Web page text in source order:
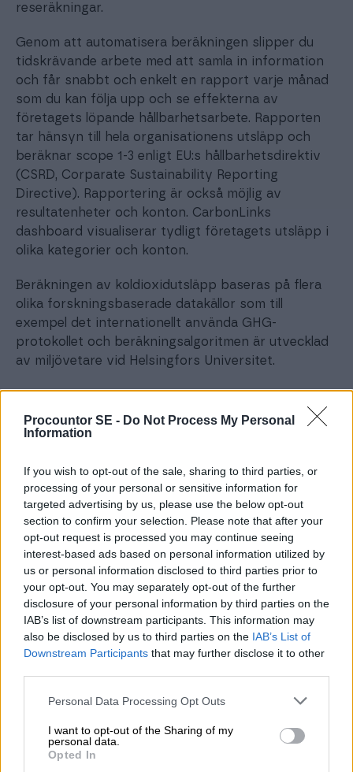
Procountor SE - Do Not Process My Personal
Information
If you wish to opt-out of the sale, sharing to third parties, or
processing of your personal or sensitive information for
targeted advertising by us, please use the below opt-out
section to confirm your selection. Please note that after your
opt-out request is processed you may continue seeing
interest-based ads based on personal information utilized by
us or personal information disclosed to third parties prior to
your opt-out. You may separately opt-out of the further
disclosure of your personal information by third parties on the
IAB’s list of downstream participants. This information may
also be disclosed by us to third parties on the IAB’s List of
Downstream Participants that may further disclose it to other
Please note that this website/app uses one or more Google
not limited to your visit or usage behaviour. You may click to
grant or deny consent to Google and its third-party tags to
use your data for below specified purposes in below Google
Personal Data Processing Opt Outs
I want to opt-out of the Sharing of my
personal data.
Opted In
reseräkningar.
Genom att automatisera beräkningen slipper du
tidskrävande arbete med att samla in information
och får snabbt och enkelt en rapport varje månad
som du kan följa upp och se effekterna av
företagets löpande hållbarhetsarbete. Rapporten
tar hänsyn till hela organisationens utsläpp och
beräknar scope 1-3 enligt EU:s hållbarhetsdirektiv
(CSRD, Corparate Sustainability Reporting
Directive). Rapportering är också möjlig av
resultatenheter och konton. CarbonLinks
dashboard visualiserar tydligt företagets utsläpp i
olika kategorier och konton.
Beräkningen av koldioxidutsläpp baseras på flera
olika forskningsbaserade datakällor som till
exempel det internationellt använda GHG-
protokollet och beräkningsalgoritmen är utvecklad
av miljövetare vid Helsingfors Universitet.
Följ beräkningen i realtid
koldioxidavtrycket direkt när du har aktiverat
tjänsten så att du kan följa resultatet kontinuerligt.
Du får löpande månadsrapporter för aktiva
månader innevarande år och en gång per år en
slutrapport för helåret förutsatt att tjänsten varit
igång under hela året. Du kan alltid ladda ner all
koldioxiddata till din egen miljö.
Redovisningsbyråer och ekonomichefer kan få en
kontinuerlig rapportering av företagets
koldioxidavtryck i CarbonLink och använda det för
att löpande stötta företagets arbete med att
också viktigt för andra intressenter såsom
affärspartners, kunder, investerare och